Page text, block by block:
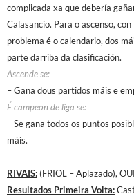
complicada xa que debería
Calasancio. Para o ascenso,
problema é o calendario, dos
parte darriba da clasificación.
Ascende se:
– Gana dous partidos máis e
É campeon de liga se:
– Se gana todos os puntos
máis.
RIVAIS: (FRIOL – Aplazado),
Resultados Primeira Volta: